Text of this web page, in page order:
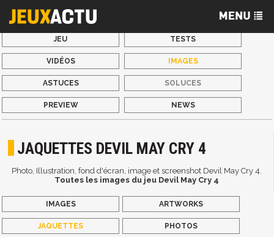
JEU TESTS
VIDÉOS IMAGES
ASTUCES SOLUCES
PREVIEW NEWS
JAQUETTES DEVIL MAY CRY 4
Photo, Illustration, fond d'écran, image et screenshot Devil May Cry 4.
Toutes les images du jeu Devil May Cry 4
IMAGES ARTWORKS
JAQUETTES PHOTOS